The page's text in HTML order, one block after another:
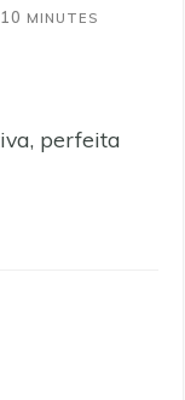
10 MINUTES
MINUTES
perfeita